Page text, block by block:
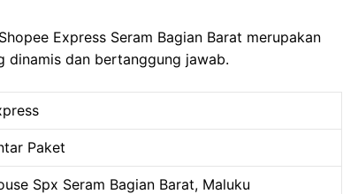
Express Seram Bagian Barat merupakan
dinamis dan bertanggung jawab.
Paket
Spx Seram Bagian Barat, Maluku